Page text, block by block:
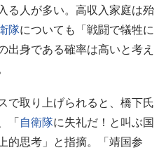
る人が多い。高収入家庭は殆
隊についても「戦闘で犠牲に
出身である確率は高いと考え
で取り上げられると、橋下氏
「自衛隊に失礼だ！と叫ぶ国
的思考」と指摘。「靖国参